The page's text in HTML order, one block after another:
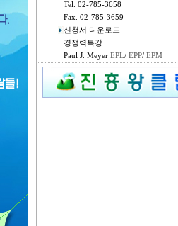
Tel. 02-785-3658
Fax. 02-785-3659
신청서 다운로드
경쟁력특강
Paul J. Meyer EPL/ EPP/ EPM